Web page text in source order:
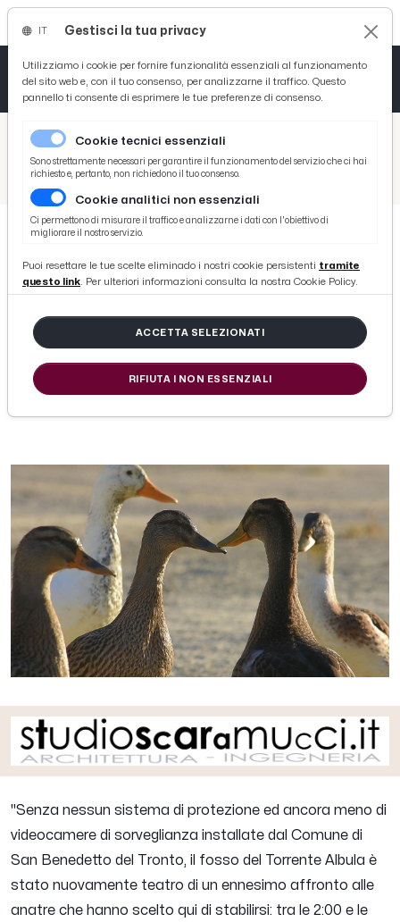
/ Picenotime
/ Comunicati Stampa
San Benedetto del Tronto, Questione Natura: “Le anatre dell’Albula sono in grave pericolo”
San Benedetto del Tronto,
Questione Natura: “Le anatre
dell’Albula sono in grave pericolo”
di Redazione Picenotime
"Senza nessun sistema di protezione ed ancora meno di
videocamere di sorveglianza installate dal Comune di
San Benedetto del Tronto, il fosso del Torrente Albula è
stato nuovamente teatro di un ennesimo affronto alle
anatre che hanno scelto qui di stabilirsi: tra le 2:00 e le
Gestisci la tua privacy
Utilizziamo i cookie per fornire funzionalità essenziali al funzionamento
del sito web e, con il tuo consenso, per analizzarne il traffico. Questo
pannello ti consente di esprimere le tue preferenze di consenso.
Cookie tecnici essenziali
Sono strettamente necessari per garantire il funzionamento del servizio che ci hai
richiesto e, pertanto, non richiedono il tuo consenso.
Cookie analitici non essenziali
Ci permettono di misurare il traffico e analizzarne i dati con l'obiettivo di
migliorare il nostro servizio.
Puoi resettare le tue scelte eliminado i nostri cookie persistenti tramite
questo link. Per ulteriori informazioni consulta la nostra Cookie Policy.
ACCETTA SELEZIONATI
RIFIUTA I NON ESSENZIALI
Tutto News
Tutto Sport
Basket
Ciclismo
Tutto Curiosità